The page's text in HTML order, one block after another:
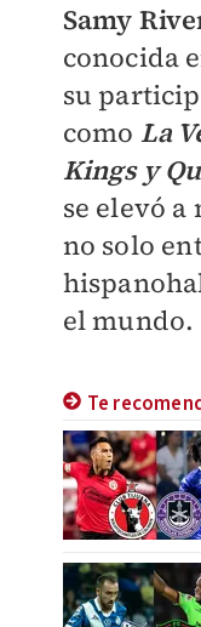
Samy
conocida
su
como La
Kings y
se elevó a
no solo
el mundo.
Te